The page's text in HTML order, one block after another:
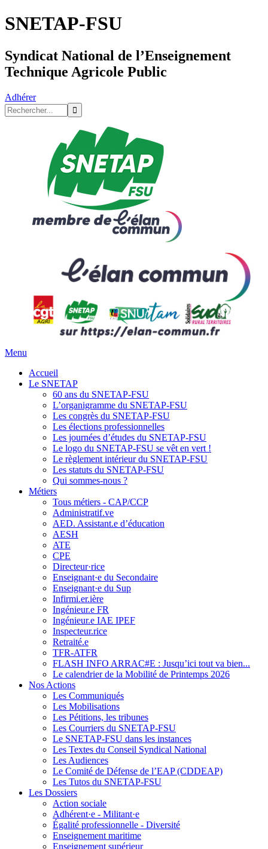
SNETAP-FSU
Syndicat National de l’Enseignement
Technique Agricole Public
Adhérer
Menu
Accueil
Le SNETAP
60 ans du SNETAP-FSU
L’organigramme du SNETAP-FSU
Les congrès du SNETAP-FSU
Les élections professionnelles
Les journées d’études du SNETAP-FSU
Le logo du SNETAP-FSU se vêt en vert !
Le règlement intérieur du SNETAP-FSU
Les statuts du SNETAP-FSU
Qui sommes-nous ?
Métiers
Tous métiers - CAP/CCP
Administratif.ve
AED. Assistant.e d’éducation
AESH
ATE
CPE
Directeur·rice
Enseignant·e du Secondaire
Enseignant·e du Sup
Infirmi.er.ière
Ingénieur.e FR
Ingénieur.e IAE IPEF
Inspecteur.rice
Retraité.e
TFR-ATFR
FLASH INFO ARRAC#E : Jusqu’ici tout va bien...
Le calendrier de la Mobilité de Printemps 2026
Nos Actions
Les Communiqués
Les Mobilisations
Les Pétitions, les tribunes
Les Courriers du SNETAP-FSU
Le SNETAP-FSU dans les instances
Les Textes du Conseil Syndical National
Les Audiences
Le Comité de Défense de l’EAP (CDDEAP)
Les Tutos du SNETAP-FSU
Les Dossiers
Action sociale
Adhérent·e - Militant·e
Égalité professionnelle - Diversité
Enseignement maritime
Enseignement supérieur